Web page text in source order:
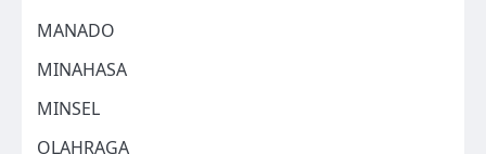
MANADO
MINAHASA
MINSEL
OLAHRAGA